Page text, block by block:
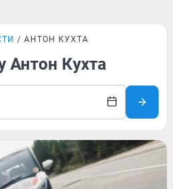
АНТОН КУХТА
Антон Кухта